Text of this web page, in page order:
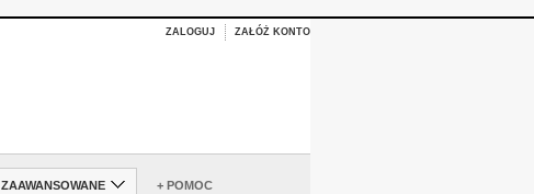
ZALOGUJ ZAŁÓŻ KONTO
ZAAWANSOWANE + POMOC